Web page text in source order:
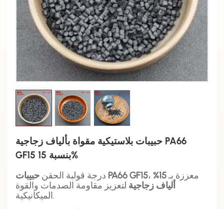
حبيبات بلاستيكية مقواة بألياف زجاجية PA66
GF15 بنسبة 15%
درجة قولبة الحقن حبيبات PA66 GF15 ، معززة بـ
15%
ألياف زجاجية لتعزيز مقاومة الصدمات والقوة
الميكانيكية.